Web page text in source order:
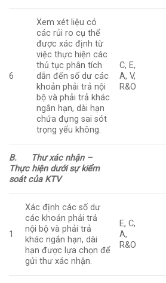
6
Xem xét liệu có
các rủi ro cụ thể
được xác định từ
việc thực hiện các
thủ tục phân tích
dẫn đến số dư các
khoản phải trả nội
bộ và phải trả khác
ngắn hạn, dài hạn
chứa đựng sai sót
trọng yếu không.
C, E,
A, V,
R&O
B.
Thư xác nhận –
Thực hiện dưới sự kiểm
soát của KTV
1
Xác định các số dư
các khoản phải trả
nội bộ và phải trả
khác ngắn hạn, dài
hạn được lựa chọn để
gửi thư xác nhận.
E, C,
A,
R&O